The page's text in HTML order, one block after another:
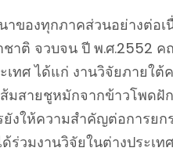
องทุกภาคส่วนอย่างต่อเ
าติ จวบจน ปี พ.ศ.2552
ทศ ได้แก่ งานวิจัยภาย
มสายชูหมักจากข้าวโพด
งให้ความสำคัญต่อการย
ร่วมงานวิจัยในต่างประ